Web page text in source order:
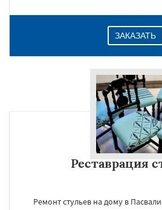
ЗАКАЗАТЬ
Реставрация
Ремонт стульев на дому в